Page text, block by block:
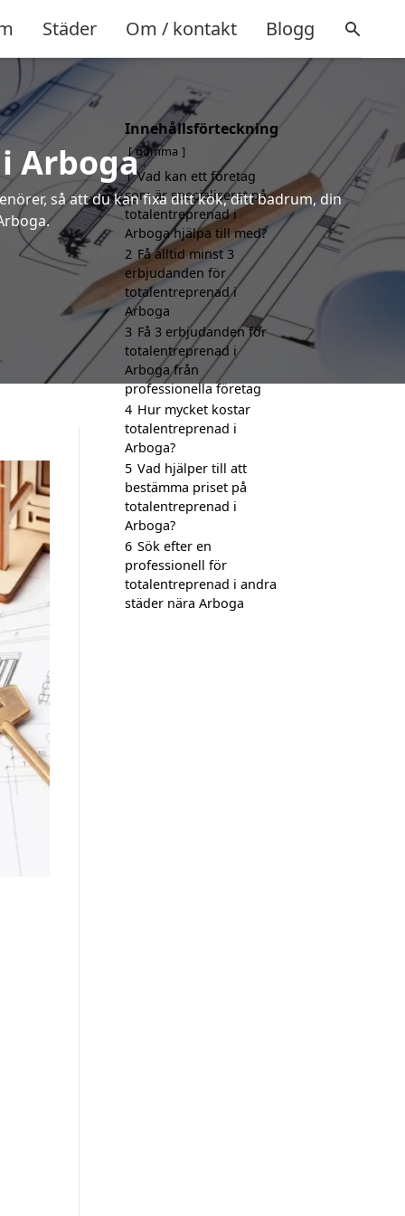
Städer Om / kontakt Blogg
Arboga
så att du kan fixa ditt kök, ditt badrum, din
Innehållsförteckning
gömma
1 Vad kan ett företag
som är specialiserat på
totalentreprenad i
Arboga hjälpa till med?
2 Få alltid minst 3
erbjudanden för
totalentreprenad i
Arboga
3 Få 3 erbjudanden för
totalentreprenad i
Arboga från
professionella företag
4 Hur mycket kostar
totalentreprenad i
Arboga?
5 Vad hjälper till att
bestämma priset på
totalentreprenad i
Arboga?
6 Sök efter en
professionell för
totalentreprenad i andra
städer nära Arboga